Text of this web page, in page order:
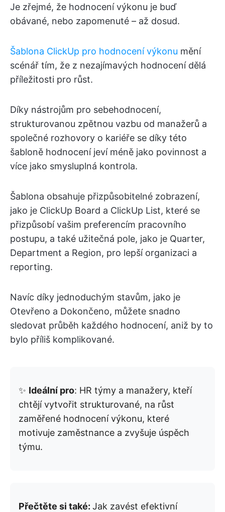
Je zřejmé, že hodnocení výkonu je buď
obávané, nebo zapomenuté – až dosud.
Šablona ClickUp pro hodnocení výkonu mění
scénář tím, že z nezajímavých hodnocení dělá
příležitosti pro růst.
Díky nástrojům pro sebehodnocení,
strukturovanou zpětnou vazbu od manažerů a
společné rozhovory o kariéře se díky této
šabloně hodnocení jeví méně jako povinnost a
více jako smysluplná kontrola.
Šablona obsahuje přizpůsobitelné zobrazení,
jako je ClickUp Board a ClickUp List, které se
přizpůsobí vašim preferencím pracovního
postupu, a také užitečná pole, jako je Quarter,
Department a Region, pro lepší organizaci a
reporting.
Navíc díky jednoduchým stavům, jako je
Otevřeno a Dokončeno, můžete snadno
sledovat průběh každého hodnocení, aniž by to
bylo příliš komplikované.
✨ Ideální pro: HR týmy a manažery, kteří
chtějí vytvořit strukturované, na růst
zaměřené hodnocení výkonu, které
motivuje zaměstnance a zvyšuje úspěch
týmu.
Přečtěte si také: Jak zavést efektivní